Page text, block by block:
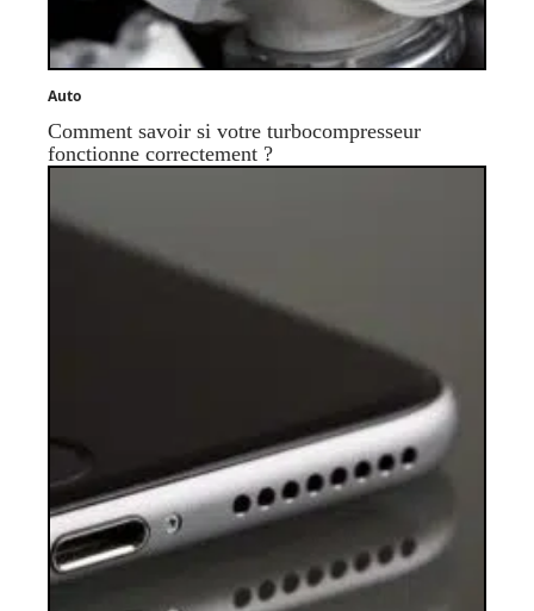
Auto
Comment savoir si votre turbocompresseur
fonctionne correctement ?